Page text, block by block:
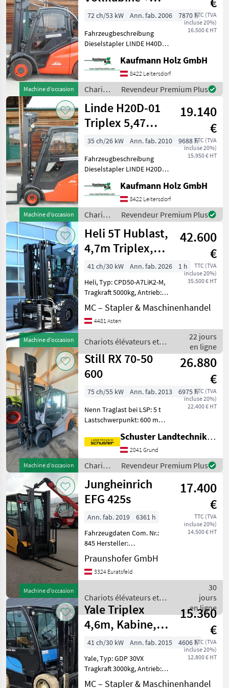
Machine d’occasion
Rußfilter +
Seitenschieber
TTC (TVA
incluse 20%)
16.500 € HT
72 ch/53 kW Ann. fab. 2006
7870 h
Fahrzeugbeschreibung
Dieselstapler LINDE H40D
Stunden 4 Tonnen Hubkraft
3, 65 Meter Hubhöhe 2, 66
Meter Bauhöhe 53 KW VW-
Motor
Kaufmann Holz GmbH
8422 Leitersdorf
Chariots
élévateurs
et
techniques
de
stockage
Revendeur Premium Plus
Machine d’occasion
Linde H20D-01
Triplex 5,47
Meter
19.140
€
TTC (TVA
incluse 20%)
15.950 € HT
35 ch/26 kW Ann. fab. 2010
9688 h
Fahrzeugbeschreibung
Dieselstapler LINDE H20D-
Stunden 2 Tonnen Hubkraft
2, 44 Meter Bauhöhe 5, 57
Meter Hubhöhe 26 KW VW-
Mo
Kaufmann Holz GmbH
8422 Leitersdorf
Chariots
élévateurs
et
techniques
de
stockage
Revendeur Premium Plus
Machine d’occasion
Heli 5T Hublast,
4,7m Triplex,
Kabine,
Zinkenverstell
42.600
€
TTC (TVA
incluse 20%)
35.500 € HT
41 ch/30 kW Ann. fab. 2026
1 h
Heli, Typ: CPD50-A7LiK2-M,
Tragkraft 5000kg, Antrieb: 4
Rad Elektro Frontgabel-
Stapler, Baujahr: 2026,
Betriebsstunden: 1,
Hubhö
MC – Stapler & Maschinenhandel
4481 Asten
Chariots élévateurs et
techniques de stockage /
Heli
22 jours
en ligne
Machine d’occasion
Still RX 70-50
600
26.880
€
TTC (TVA
incluse 20%)
22.400 € HT
75 ch/55 kW Ann. fab. 2013
6975 h
Nenn Traglast bei LSP: 5 t
Lastschwerpunkt: 600 mm
Getriebeart: EW
Eigengewicht: 7.174 t
Gesamtbreite: 1506 mm
Bauhöhe: 2400 mm
Schuster Landtechnik Grund
2041 Grund
Chariots
élévateurs
et
techniques
de
stockage
Revendeur Premium Plus
Machine d’occasion
Jungheinrich
EFG 425s
17.400
€
TTC (TVA
incluse 20%)
14.500 € HT
Ann. fab. 2019
6361 h
Fahrzeugdaten Com. Nr.:
845 Hersteller:
Jungheinrich Typ: EFG 425s
Bauart: Frontstapler
Antriebsart: Elektro
Betriebsstunden: 6361
Baujahr:
Praunshofer GmbH
3324 Euratsfeld
Chariots élévateurs et
techniques de stockage /
Jungheinrich
30
jours
en ligne
Yale Triplex
4,6m, Kabine,
Hublast 3T
15.360
€
TTC (TVA
incluse 20%)
12.800 € HT
41 ch/30 kW Ann. fab. 2015
4606 h
Yale, Typ: GDP 30VX
Tragkraft 3000kg, Antrieb: 4
Rad Diesel Frontgabel-
MC – Stapler & Maschinenhandel